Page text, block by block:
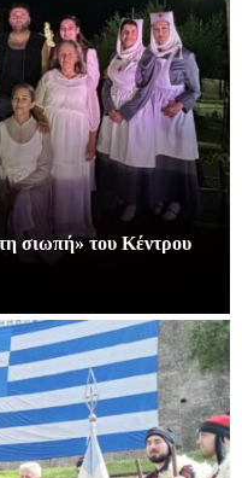
σιωπή» του Κέντρου